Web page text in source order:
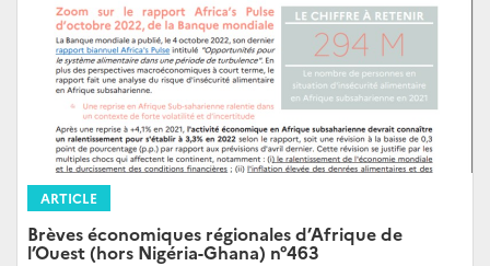
ARTICLE
Brèves économiques régionales d’Afrique de
l’Ouest (hors Nigéria-Ghana) n°463